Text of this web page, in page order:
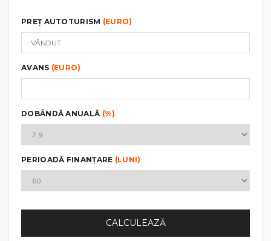
PREȚ AUTOTURISM (EURO)
AVANS (EURO)
DOBÂNDĂ ANUALĂ (%)
PERIOADĂ FINANȚARE (LUNI)
CALCULEAZĂ